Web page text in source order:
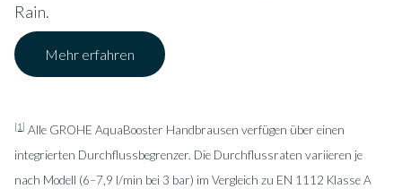
Rain.
Mehr erfahren
[1] Alle GROHE AquaBooster Handbrausen verfügen über einen
integrierten Durchflussbegrenzer. Die Durchflussraten variieren je
nach Modell (6–7,9 l/min bei 3 bar) im Vergleich zu EN 1112 Klasse A